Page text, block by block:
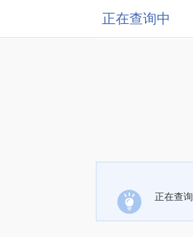
正在查询中
正在查